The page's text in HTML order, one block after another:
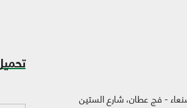
- فج عطان، شارع الستين